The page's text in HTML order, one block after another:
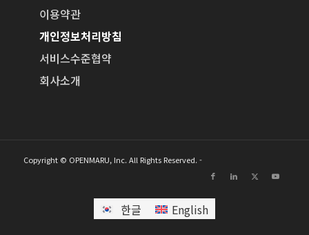
이용약관
개인정보처리방침
서비스수준협약
회사소개
Copyright © OPENMARU, Inc. All Rights Reserved. -
한글 English